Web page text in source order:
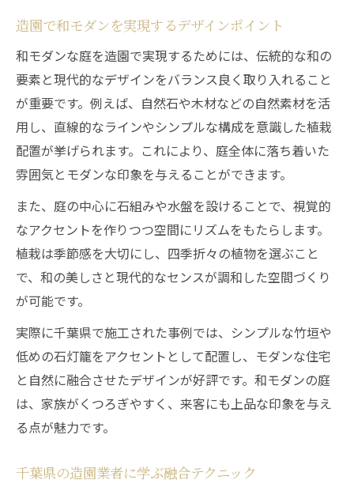
造園で和モダンを実現するデザインポイント
和モダンな庭を造園で実現するためには、伝統的な和の
要素と現代的なデザインをバランス良く取り入れること
が重要です。例えば、自然石や木材などの自然素材を活
用し、直線的なラインやシンプルな構成を意識した植栽
配置が挙げられます。これにより、庭全体に落ち着いた
雰囲気とモダンな印象を与えることができます。
また、庭の中心に石組みや水盤を設けることで、視覚的
なアクセントを作りつつ空間にリズムをもたらします。
植栽は季節感を大切にし、四季折々の植物を選ぶこと
で、和の美しさと現代的なセンスが調和した空間づくり
が可能です。
実際に千葉県で施工された事例では、シンプルな竹垣や
低めの石灯籠をアクセントとして配置し、モダンな住宅
と自然に融合させたデザインが好評です。和モダンの庭
は、家族がくつろぎやすく、来客にも上品な印象を与え
る点が魅力です。
千葉県の造園業者に学ぶ融合テクニック